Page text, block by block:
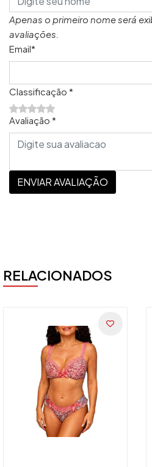
Apenas o primeiro nome será
avaliações.
Email*
Classificação *
Avaliação *
ENVIAR AVALIAÇÃO
RELACIONADOS